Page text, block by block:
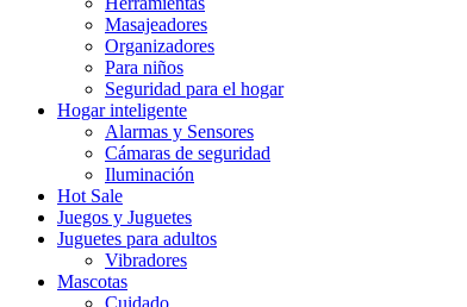
Masajeadores
Organizadores
Para niños
Seguridad para el hogar
Hogar inteligente
Alarmas y Sensores
Cámaras de seguridad
Iluminación
Hot Sale
Juegos y Juguetes
Juguetes para adultos
Vibradores
Mascotas
Cuidado